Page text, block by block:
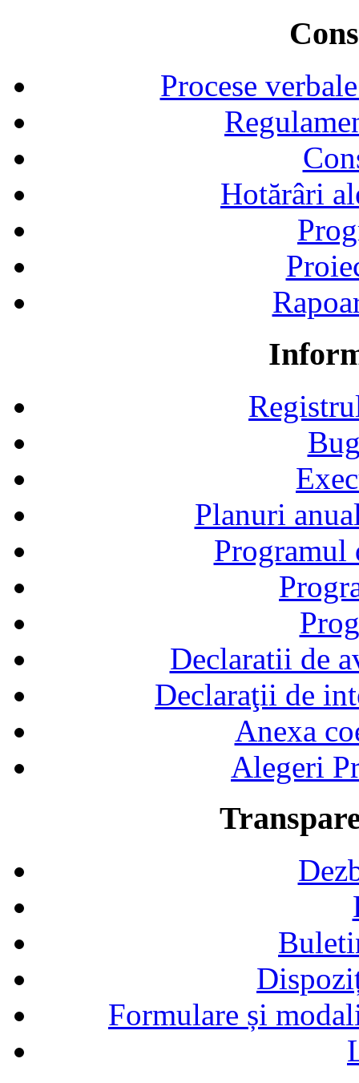
Procese
Hotărâri
Planuri
Declaratii de
Declaraţii de
Anexa
Alegeri
Formulare și